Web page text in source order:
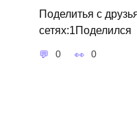
Поделитья с
сетях:1Поделился
0 0